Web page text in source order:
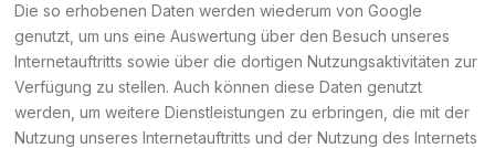
Die so erhobenen Daten werden wiederum von Google
genutzt, um uns eine Auswertung über den Besuch unseres
Internetauftritts sowie über die dortigen Nutzungsaktivitäten zur
Verfügung zu stellen. Auch können diese Daten genutzt
werden, um weitere Dienstleistungen zu erbringen, die mit der
Nutzung unseres Internetauftritts und der Nutzung des Internets